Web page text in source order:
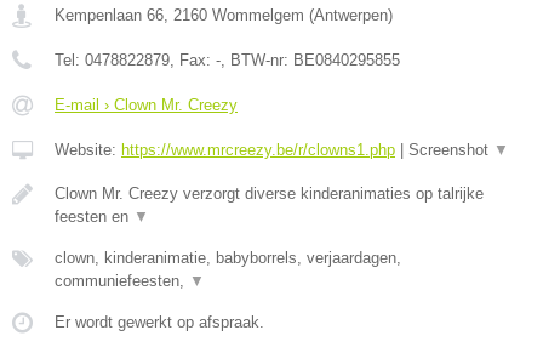
Kempenlaan 66, 2160 Wommelgem (Antwerpen)
Tel: 0478822879, Fax: -, BTW-nr: BE0840295855
E-mail › Clown Mr. Creezy
Website: https://www.mrcreezy.be/r/clowns1.php Screenshot ▼
Clown Mr. Creezy verzorgt diverse kinderanimaties op talrijke
feesten en ▼
clown, kinderanimatie, babyborrels, verjaardagen,
communiefeesten, ▼
Er wordt gewerkt op afspraak.